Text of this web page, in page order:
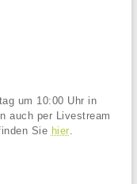
um 10:00 Uhr in
auch per Livestream
Sie hier.